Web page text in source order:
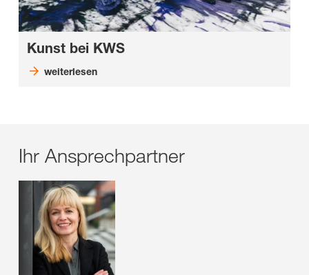
Kunst bei KWS
weiterlesen
Ihr Ansprechpartner